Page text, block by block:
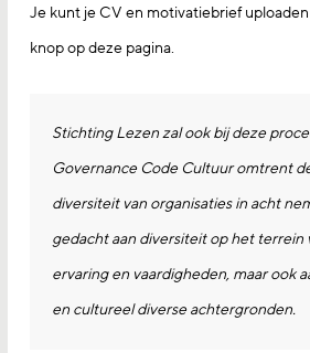
Je kunt je CV en motivatiebrief uploaden
knop op deze pagina.
Stichting Lezen zal ook bij deze
Governance Code Cultuur omtrent
diversiteit van organisaties in acht
gedacht aan diversiteit op het terrein
ervaring en vaardigheden, maar ook
en cultureel diverse achtergronden.